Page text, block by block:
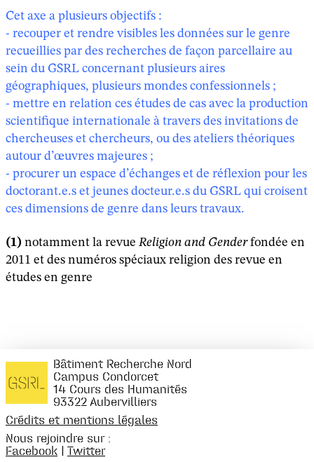
Cet axe a plusieurs objectifs :
- recouper et rendre visibles les données sur le genre
recueillies par des recherches de façon parcellaire au
sein du GSRL concernant plusieurs aires
géographiques, plusieurs mondes confessionnels ;
- mettre en relation ces études de cas avec la production
scientifique internationale à travers des invitations de
chercheuses et chercheurs, ou des ateliers théoriques
autour d’œuvres majeures ;
- procurer un espace d’échanges et de réflexion pour les
doctorant.e.s et jeunes docteur.e.s du GSRL qui croisent
ces dimensions de genre dans leurs travaux.
(1) notamment la revue Religion and Genderfondée en
2011 et des numéros spéciaux religion des revue en
études en genre
Bâtiment Recherche Nord
Campus Condorcet
14 Cours des Humanités
93322 Aubervilliers
Crédits et mentions légales
Nous rejoindre sur :
Facebook | Twitter